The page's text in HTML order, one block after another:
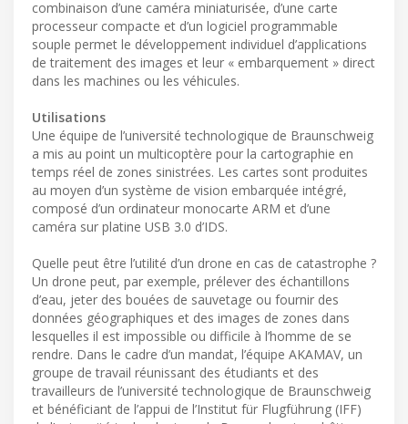
combinaison d’une caméra miniaturisée, d’une carte
processeur compacte et d’un logiciel programmable
souple permet le développement individuel d’applications
de traitement des images et leur « embarquement » direct
dans les machines ou les véhicules.
Utilisations
Une équipe de l’université technologique de Braunschweig
a mis au point un multicoptère pour la cartographie en
temps réel de zones sinistrées. Les cartes sont produites
au moyen d’un système de vision embarquée intégré,
composé d’un ordinateur monocarte ARM et d’une
caméra sur platine USB 3.0 d’IDS.
Quelle peut être l’utilité d’un drone en cas de catastrophe ?
Un drone peut, par exemple, prélever des échantillons
d’eau, jeter des bouées de sauvetage ou fournir des
données géographiques et des images de zones dans
lesquelles il est impossible ou difficile à l’homme de se
rendre. Dans le cadre d’un mandat, l’équipe AKAMAV, un
groupe de travail réunissant des étudiants et des
travailleurs de l’université technologique de Braunschweig
et bénéficiant de l’appui de l’Institut für Flugführung (IFF)